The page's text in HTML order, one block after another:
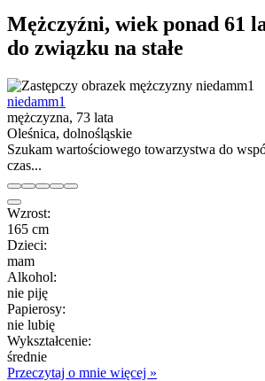
Mężczyźni, wiek ponad 61
do związku na stałe
niedamm1
mężczyzna, 73 lata
Oleśnica, dolnośląskie
Szukam wartościowego towarzystwa do
czas...
Wzrost:
165 cm
Dzieci:
mam
Alkohol:
nie piję
Papierosy:
nie lubię
Wykształcenie:
średnie
Przeczytaj o mnie więcej »